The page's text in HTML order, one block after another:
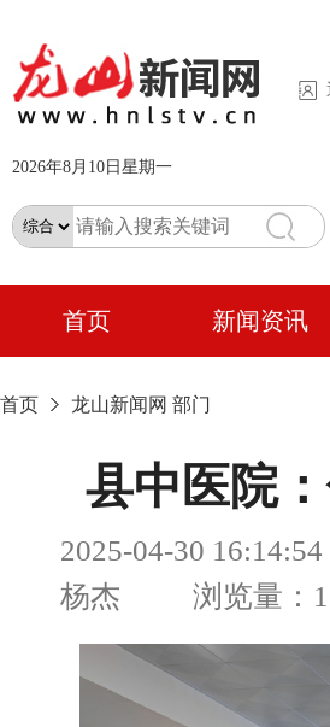
2026年8月10日星期一
首页 新闻资讯
首页 龙山新闻网 部门
县中医院
2025-04-30
杨杰 浏览量：